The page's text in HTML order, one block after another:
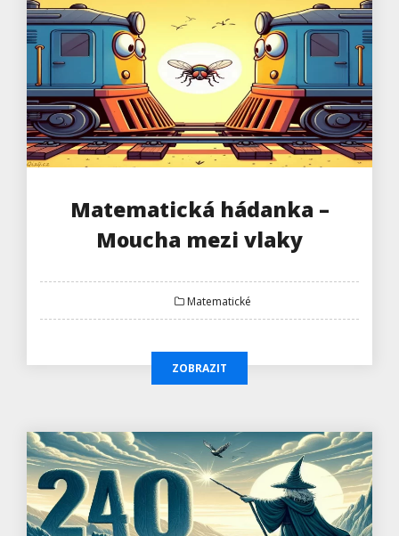
Matematická hádanka –
Moucha mezi vlaky
Matematické
ZOBRAZIT